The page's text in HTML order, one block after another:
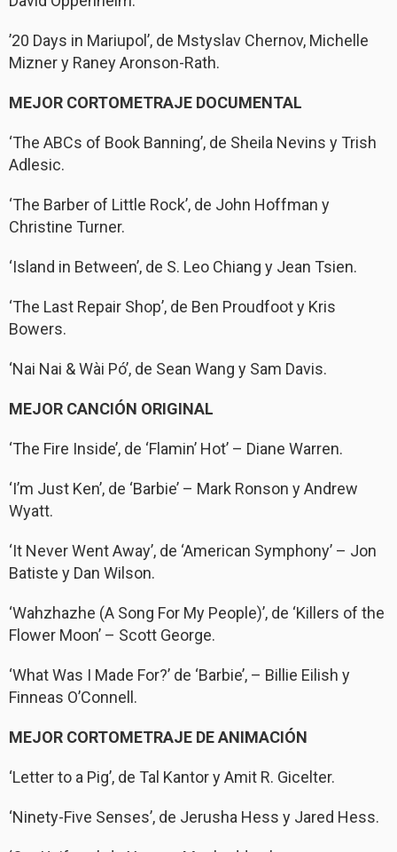
’20 Days in Mariupol’, de Mstyslav Chernov, Michelle
Mizner y Raney Aronson-Rath.
MEJOR CORTOMETRAJE DOCUMENTAL
‘The ABCs of Book Banning’, de Sheila Nevins y Trish
Adlesic.
‘The Barber of Little Rock’, de John Hoffman y
Christine Turner.
‘Island in Between’, de S. Leo Chiang y Jean Tsien.
‘The Last Repair Shop’, de Ben Proudfoot y Kris
Bowers.
‘Nai Nai & Wài Pó’, de Sean Wang y Sam Davis.
MEJOR CANCIÓN ORIGINAL
‘The Fire Inside’, de ‘Flamin’ Hot’ – Diane Warren.
‘I’m Just Ken’, de ‘Barbie’ – Mark Ronson y Andrew
Wyatt.
‘It Never Went Away’, de ‘American Symphony’ – Jon
Batiste y Dan Wilson.
‘Wahzhazhe (A Song For My People)’, de ‘Killers of the
Flower Moon’ – Scott George.
‘What Was I Made For?’ de ‘Barbie’, – Billie Eilish y
Finneas O’Connell.
MEJOR CORTOMETRAJE DE ANIMACIÓN
‘Letter to a Pig’, de Tal Kantor y Amit R. Gicelter.
‘Ninety-Five Senses’, de Jerusha Hess y Jared Hess.